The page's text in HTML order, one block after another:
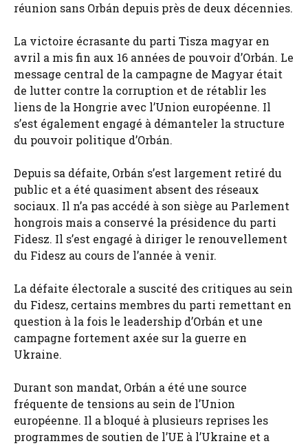
réunion sans Orbán depuis près de deux décennies.
La victoire écrasante du parti Tisza magyar en
avril a mis fin aux 16 années de pouvoir d’Orbán. Le
message central de la campagne de Magyar était
de lutter contre la corruption et de rétablir les
liens de la Hongrie avec l’Union européenne. Il
s’est également engagé à démanteler la structure
du pouvoir politique d’Orbán.
Depuis sa défaite, Orbán s’est largement retiré du
public et a été quasiment absent des réseaux
sociaux. Il n’a pas accédé à son siège au Parlement
hongrois mais a conservé la présidence du parti
Fidesz. Il s’est engagé à diriger le renouvellement
du Fidesz au cours de l’année à venir.
La défaite électorale a suscité des critiques au sein
du Fidesz, certains membres du parti remettant en
question à la fois le leadership d’Orbán et une
campagne fortement axée sur la guerre en
Ukraine.
Durant son mandat, Orbán a été une source
fréquente de tensions au sein de l’Union
européenne. Il a bloqué à plusieurs reprises les
programmes de soutien de l’UE à l’Ukraine et a